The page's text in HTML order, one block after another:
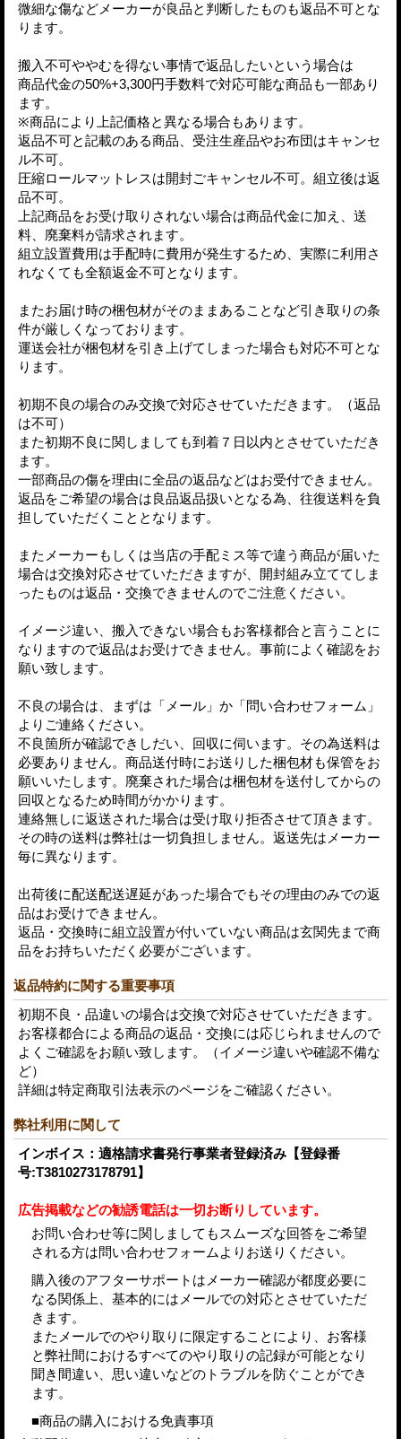
微細な傷などメーカーが良品と判断したものも返品不可とな
ります。
搬入不可ややむを得ない事情で返品したいという場合は
商品代金の50%+3,300円手数料で対応可能な商品も一部あり
ます。
※商品により上記価格と異なる場合もあります。
返品不可と記載のある商品、受注生産品やお布団はキャンセ
ル不可。
圧縮ロールマットレスは開封ごキャンセル不可。組立後は返
品不可。
上記商品をお受け取りされない場合は商品代金に加え、送
料、廃棄料が請求されます。
組立設置費用は手配時に費用が発生するため、実際に利用さ
れなくても全額返金不可となります。
またお届け時の梱包材がそのままあることなど引き取りの条
件が厳しくなっております。
運送会社が梱包材を引き上げてしまった場合も対応不可とな
ります。
初期不良の場合のみ交換で対応させていただきます。（返品
は不可）
また初期不良に関しましても到着７日以内とさせていただき
ます。
一部商品の傷を理由に全品の返品などはお受付できません。
返品をご希望の場合は良品返品扱いとなる為、往復送料を負
担していただくこととなります。
またメーカーもしくは当店の手配ミス等で違う商品が届いた
場合は交換対応させていただきますが、開封組み立ててしま
ったものは返品・交換できませんのでご注意ください。
イメージ違い、搬入できない場合もお客様都合と言うことに
なりますので返品はお受けできません。事前によく確認をお
願い致します。
不良の場合は、まずは「メール」か「問い合わせフォーム」
よりご連絡ください。
不良箇所が確認できしだい、回収に伺います。その為送料は
必要ありません。商品送付時にお送りした梱包材も保管をお
願いいたします。廃棄された場合は梱包材を送付してからの
回収となるため時間がかかります。
連絡無しに返送された場合は受け取り拒否させて頂きます。
その時の送料は弊社は一切負担しません。返送先はメーカー
毎に異なります。
出荷後に配送配送遅延があった場合でもその理由のみでの返
品はお受けできません。
返品・交換時に組立設置が付いていない商品は玄関先まで商
品をお持ちいただく必要がございます。
返品特約に関する重要事項
初期不良・品違いの場合は交換で対応させていただきます。
お客様都合による商品の返品・交換には応じられませんので
よくご確認をお願い致します。（イメージ違いや確認不備な
ど）
詳細は特定商取引法表示のページをご確認ください。
弊社利用に関して
インボイス：適格請求書発行事業者登録済み【登録番
号:T3810273178791】
広告掲載などの勧誘電話は一切お断りしています。
お問い合わせ等に関しましてもスムーズな回答をご希望
される方は問い合わせフォームよりお送りください。
購入後のアフターサポートはメーカー確認が都度必要に
なる関係上、基本的にはメールでの対応とさせていただ
きます。
またメールでのやり取りに限定することにより、お客様
と弊社間におけるすべてのやり取りの記録が可能となり
聞き間違い、思い違いなどのトラブルを防ぐことができ
ます。
■商品の購入における免責事項